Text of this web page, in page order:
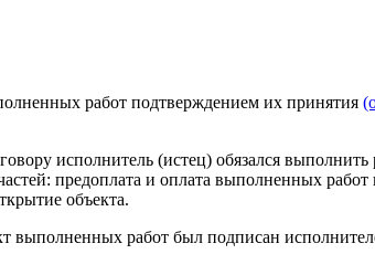
работ подтверждением их принятия
исполнитель (истец) обязался
предоплата и оплата выполненных
объекта.
выполненных работ был подписан